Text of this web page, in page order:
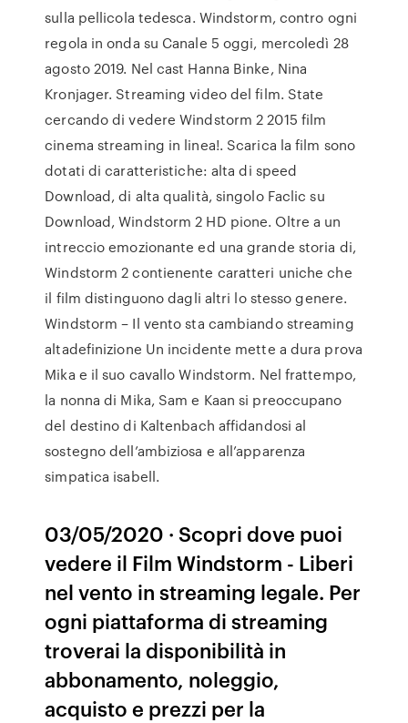
sulla pellicola tedesca. Windstorm, contro ogni
regola in onda su Canale 5 oggi, mercoledì 28
agosto 2019. Nel cast Hanna Binke, Nina
Kronjager. Streaming video del film. State
cercando di vedere Windstorm 2 2015 film
cinema streaming in linea!. Scarica la film sono
dotati di caratteristiche: alta di speed
Download, di alta qualità, singolo Faclic su
Download, Windstorm 2 HD pione. Oltre a un
intreccio emozionante ed una grande storia di,
Windstorm 2 contienente caratteri uniche che
il film distinguono dagli altri lo stesso genere.
Windstorm – Il vento sta cambiando streaming
altadefinizione Un incidente mette a dura prova
Mika e il suo cavallo Windstorm. Nel frattempo,
la nonna di Mika, Sam e Kaan si preoccupano
del destino di Kaltenbach affidandosi al
sostegno dell’ambiziosa e all’apparenza
simpatica isabell.
03/05/2020 · Scopri dove puoi
vedere il Film Windstorm - Liberi
nel vento in streaming legale. Per
ogni piattaforma di streaming
troverai la disponibilità in
abbonamento, noleggio,
acquisto e prezzi per la